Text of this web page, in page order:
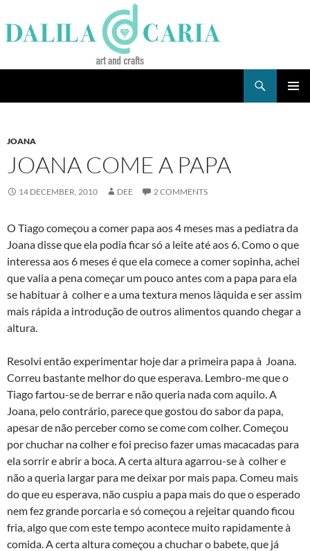
to
content
JOANA
JOANA COME A PAPA
14 DECEMBER, 2010 DEE 2 COMMENTS
O Tiago começou a comer papa aos 4 meses mas a pediatra da
Joana disse que ela podia ficar só a leite até aos 6. Como o que
interessa aos 6 meses é que ela comece a comer sopinha, achei
que valia a pena começar um pouco antes com a papa para ela
se habituar à colher e a uma textura menos là­quida e ser assim
mais rápida a introdução de outros alimentos quando chegar a
altura.
Resolvi então experimentar hoje dar a primeira papa à Joana.
Correu bastante melhor do que esperava. Lembro-me que o
Tiago fartou-se de berrar e não queria nada com aquilo. A
Joana, pelo contrário, parece que gostou do sabor da papa,
apesar de não perceber como se come com colher. Começou
por chuchar na colher e foi preciso fazer umas macacadas para
ela sorrir e abrir a boca. A certa altura agarrou-se à colher e
não a queria largar para me deixar por mais papa. Comeu mais
do que eu esperava, não cuspiu a papa mais do que o esperado
nem fez grande porcaria e só começou a rejeitar quando ficou
fria, algo que com este tempo acontece muito rapidamente à
comida. A certa altura começou a chuchar o babete, que já